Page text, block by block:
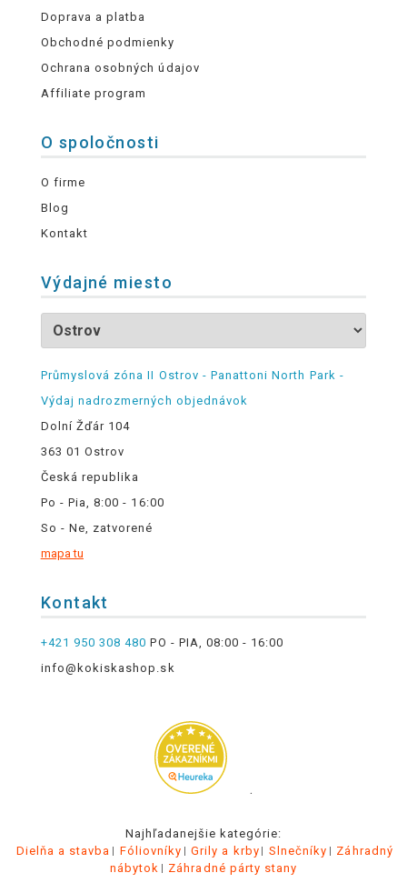
Doprava a platba
Obchodné podmienky
Ochrana osobných údajov
Affiliate program
O spoločnosti
O firme
Blog
Kontakt
Výdajné miesto
Průmyslová zóna II Ostrov - Panattoni North Park -
Výdaj nadrozmerných objednávok
Dolní Žďár 104
363 01 Ostrov
Česká republika
Po - Pia, 8:00 - 16:00
So - Ne, zatvorené
mapa tu
Kontakt
+421 950 308 480 PO - PIA, 08:00 - 16:00
info@kokiskashop.sk
.
Najhľadanejšie kategórie:
Dielňa a stavba
Fóliovníky Grily a krby Slnečníky
Záhradný
nábytok
Záhradné párty stany